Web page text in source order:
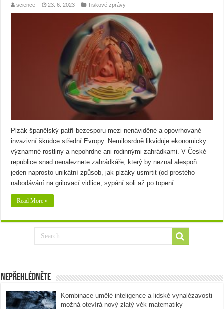
science 23. 6. 2023 Tiskové zprávy
Plzák španělský patří bezesporu mezi nenáviděné a opovrhované
invazivní škůdce střední Evropy. Nemilosrdně likviduje ekonomicky
významné rostliny a nepohrdne ani rodinnými zahrádkami. V České
republice snad nenaleznete zahrádkáře, který by neznal alespoň
jeden naprosto unikátní způsob, jak plzáky usmrtit (od prostého
nabodávání na grilovací vidlice, sypání soli až po topení …
Read More »
Nepřehlédněte
Kombinace umělé inteligence a lidské vynalézavosti
možná otevírá nový zlatý věk matematiky